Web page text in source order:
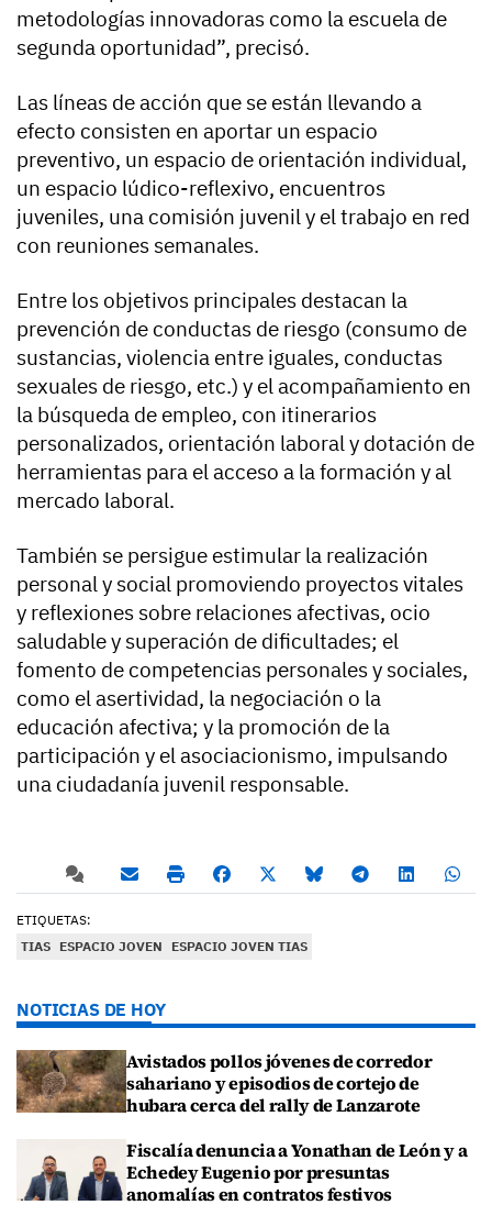
metodologías innovadoras como la escuela de
segunda oportunidad”, precisó.
Las líneas de acción que se están llevando a
efecto consisten en aportar un espacio
preventivo, un espacio de orientación individual,
un espacio lúdico-reflexivo, encuentros
juveniles, una comisión juvenil y el trabajo en red
con reuniones semanales.
Entre los objetivos principales destacan la
prevención de conductas de riesgo (consumo de
sustancias, violencia entre iguales, conductas
sexuales de riesgo, etc.) y el acompañamiento en
la búsqueda de empleo, con itinerarios
personalizados, orientación laboral y dotación de
herramientas para el acceso a la formación y al
mercado laboral.
También se persigue estimular la realización
personal y social promoviendo proyectos vitales
y reflexiones sobre relaciones afectivas, ocio
saludable y superación de dificultades; el
fomento de competencias personales y sociales,
como el asertividad, la negociación o la
educación afectiva; y la promoción de la
participación y el asociacionismo, impulsando
una ciudadanía juvenil responsable.
ETIQUETAS:
TIAS ESPACIO JOVEN ESPACIO JOVEN TIAS
NOTICIAS DE HOY
Avistados pollos jóvenes de corredor
sahariano y episodios de cortejo de
hubara cerca del rally de Lanzarote
Fiscalía denuncia a Yonathan de León y a
Echedey Eugenio por presuntas
anomalías en contratos festivos